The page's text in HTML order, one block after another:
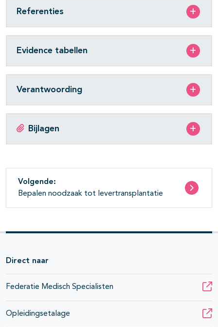
Referenties
Evidence tabellen
Verantwoording
Bijlagen
Volgende:
Bepalen noodzaak tot levertransplantatie
Direct naar
Federatie Medisch Specialisten
Opleidingsetalage